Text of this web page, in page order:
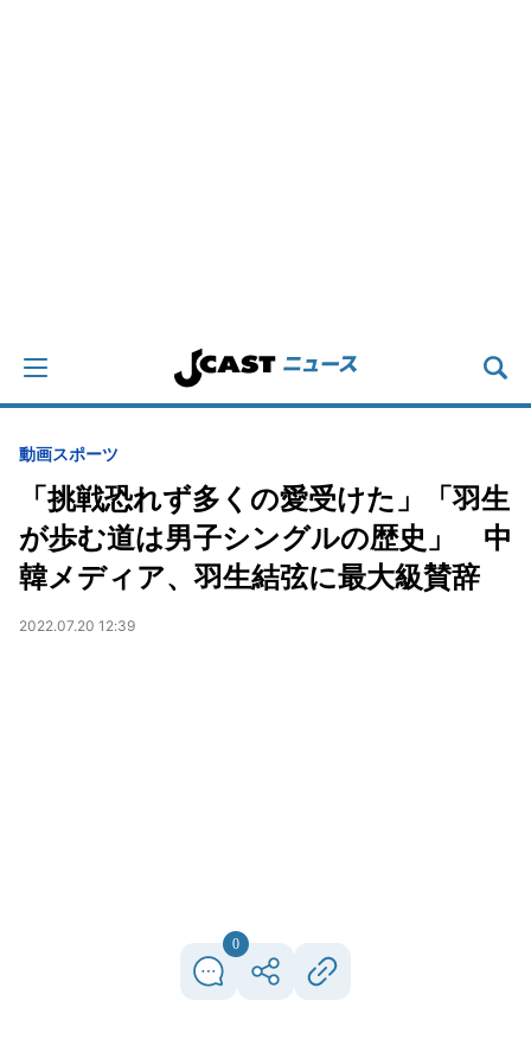
動画スポーツ
「挑戦恐れず多くの愛受けた」「羽生
が歩む道は男子シングルの歴史」 中
韓メディア、羽生結弦に最大級賛辞
2022.07.20 12:39
0